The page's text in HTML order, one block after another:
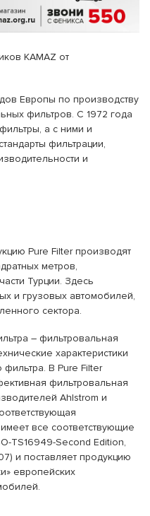
KAMAZ от
Европы по производству
фильтров. С 1972 года
а с ними и
фильтрации,
и
Pure Filter производят
метров,
Турции. Здесь
и грузовых автомобилей,
сектора.
– фильтровальная
характеристики
В Pure Filter
фильтровальная
Ahlstrom и
все соответствующие
TS16949-Second Edition,
и поставляет продукцию
европейских